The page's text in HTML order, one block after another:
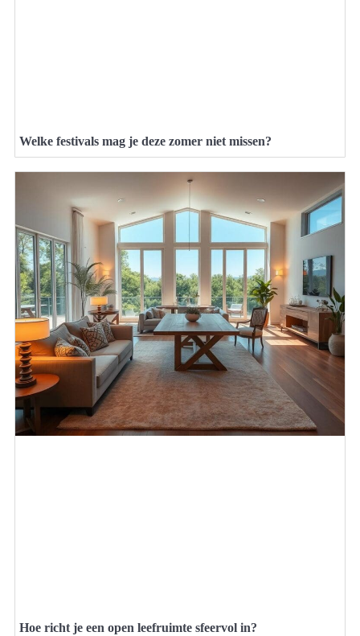
Welke festivals mag je deze zomer niet missen?
Hoe richt je een open leefruimte sfeervol in?